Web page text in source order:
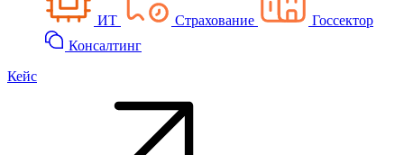
ИТ Страхование
Госсектор
Консалтинг
Кейс